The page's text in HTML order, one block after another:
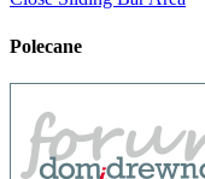
Polecane